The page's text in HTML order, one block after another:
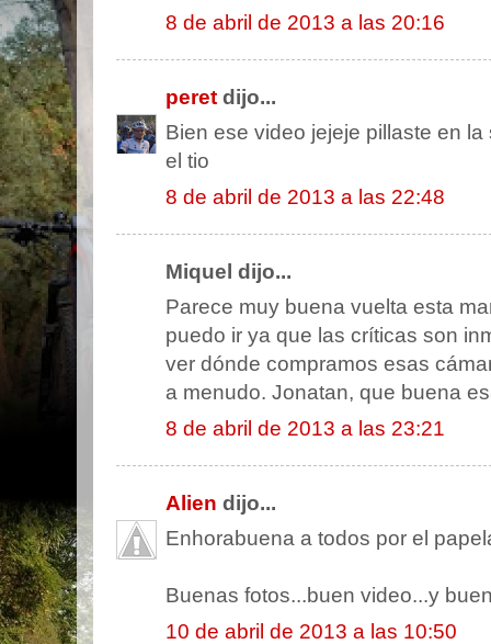
8 de abril de 2013 a las 20:16
peret dijo...
Bien ese video jejeje pillaste en
el tio
8 de abril de 2013 a las 22:48
Miquel dijo...
Parece muy buena vuelta esta
puedo ir ya que las críticas son
ver dónde compramos esas
a menudo. Jonatan, que buena
8 de abril de 2013 a las 23:21
Alien dijo...
Enhorabuena a todos por el
Buenas fotos...buen video...y
10 de abril de 2013 a las 10:50